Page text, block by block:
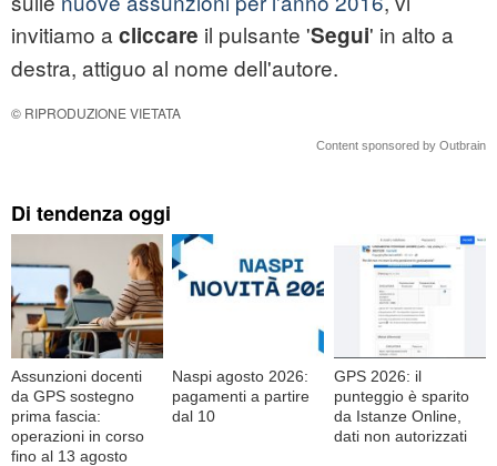
invitiamo a cliccare il pulsante 'Segui' in alto a
destra, attiguo al nome dell'autore.
© RIPRODUZIONE VIETATA
Content sponsored by Outbrain
Di tendenza oggi
Assunzioni docenti
da GPS sostegno
prima fascia:
operazioni in corso
fino al 13 agosto
Naspi agosto 2026:
pagamenti a partire
dal 10
GPS 2026: il
punteggio è sparito
da Istanze Online,
dati non autorizzati